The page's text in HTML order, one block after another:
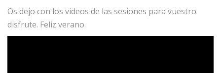
Os dejo con los videos de las sesiones para vuestro
disfrute. Feliz verano.